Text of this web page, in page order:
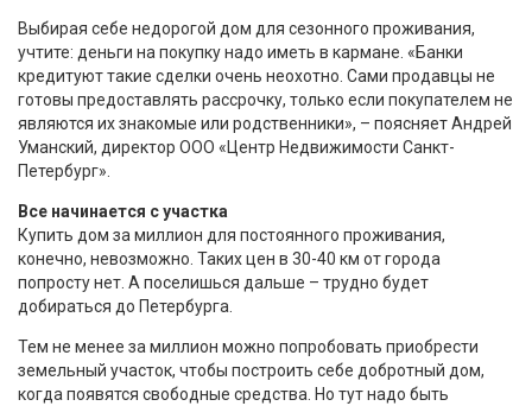
Выбирая себе недорогой дом для сезонного проживания,
учтите: деньги на покупку надо иметь в кармане. «Банки
кредитуют такие сделки очень неохотно. Сами продавцы не
готовы предоставлять рассрочку, только если покупателем не
являются их знакомые или родственники», – поясняет Андрей
Уманский, директор ООО «Центр Недвижимости Санкт-
Петербург».
Все начинается с участка
Купить дом за миллион для постоянного проживания,
конечно, невозможно. Таких цен в 30-40 км от города
попросту нет. А поселишься дальше – трудно будет
добираться до Петербурга.
Тем не менее за миллион можно попробовать приобрести
земельный участок, чтобы построить себе добротный дом,
когда появятся свободные средства. Но тут надо быть